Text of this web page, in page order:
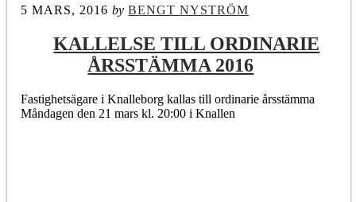
5 MARS, 2016 by BENGT NYSTRÖM
KALLELSE TILL ORDINARIE
ÅRSSTÄMMA 2016
Fastighetsägare i Knalleborg kallas till ordinarie årsstämma
Måndagen den 21 mars kl. 20:00 i Knallen